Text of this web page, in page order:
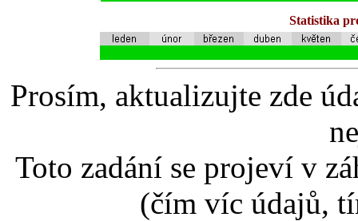
Statistika
Prosím, aktualizujte zde
Toto zadání se projeví v
(čím víc údajů,